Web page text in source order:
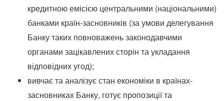
кредитною емісією центральними (національними)
банками країн-засновників (за умови делегування
Банку таких повноважень законодавчими
органами зацікавлених сторін та укладання
відповідних угод);
вивчає та аналізує стан економіки в країнах-
засновниках Банку, готує пропозиції та